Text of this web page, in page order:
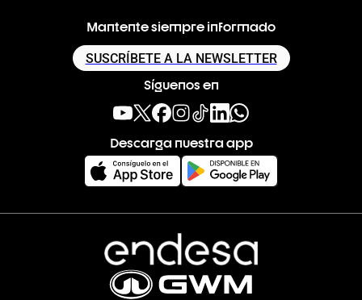
Mantente siempre informado
SUSCRÍBETE A LA NEWSLETTER
Síguenos en
Descarga nuestra app